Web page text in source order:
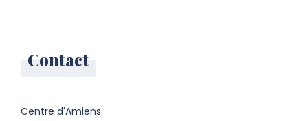
Contact
Centre d'Amiens